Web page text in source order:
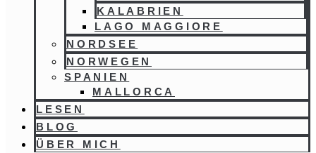
KALABRIEN
LAGO MAGGIORE
NORDSEE
NORWEGEN
SPANIEN
MALLORCA
LESEN
BLOG
ÜBER MICH